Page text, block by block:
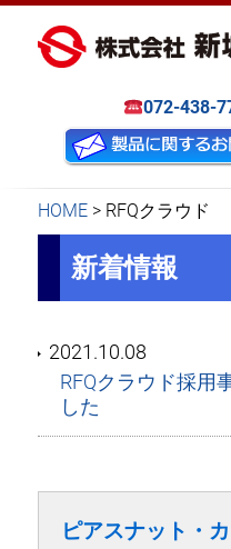
ピアスナット
新城製作所
072-438-
HOME > RFQクラウド
新着情報
2021.10.08
RFQクラウド採用
した
ピアスナット・